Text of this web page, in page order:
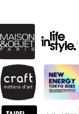
.